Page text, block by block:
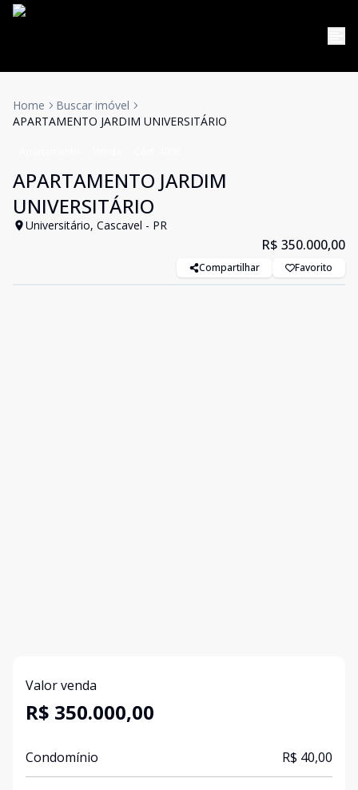
Home
Buscar imóvel
APARTAMENTO JARDIM UNIVERSITÁRIO
APARTAMENTO JARDIM
UNIVERSITÁRIO
Universitário, Cascavel - PR
R$ 350.000,00
Compartilhar Favorito
Valor venda
R$ 350.000,00
Condomínio R$ 40,00